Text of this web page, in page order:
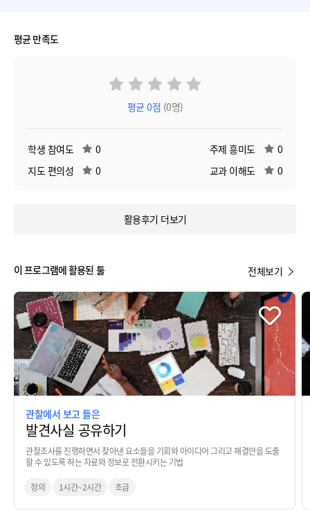
평균 만족도
평균0점 (0명)
학생 참여도 0 주제 흥미도
0
지도 편의성
0 교과 이해도 0
활용후기 더보기
이 프로그램에 활용된 툴 전체보기
관찰에서 보고 들은
발견사실 공유하기
관찰조사를 진행하면서 찾아낸 요소들을 기회와 아이디어 그리고 해결안을 도출
할 수 있도록 하는 자료와 정보로 전환시키는 기법
정의 1시간~2시간 초급